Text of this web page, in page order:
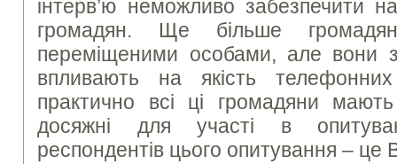
інтерв’ю неможливо забезпечити
громадян. Ще більше
переміщеними особами, але вони
впливають на якість телефонних
практично всі ці громадяни
досяжні для участі в
респондентів цього опитування –